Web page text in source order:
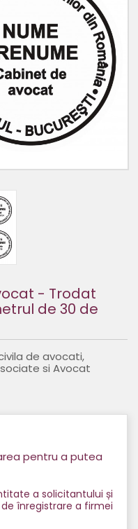
- Trodat
de 30 de
de avocati,
si Avocat
pentru a putea
a solicitantului și
înregistrare a firmei